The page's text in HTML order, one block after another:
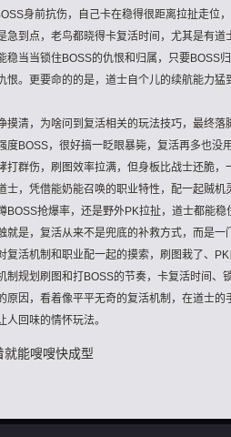
身前抗伤，自己卡在稳得很距离拉扯走位
急到点，老鸟都晓得卡复活时间，尤其是有
稳当当锁住BOSS的仇恨和归属，只要BOSS
恨。更要命的的是，道士自个儿的续航能力
摸清，为啥问到复活相关的玩法技巧，最终
度BOSS，很好搞一眨眼暴毙，复活再多也没
打群伤，刷图效率拉满，但身板比战士还脆
士，凭借能奶能召唤的职业特性，配一起贼
BOSS抢爆率，还是野外PK拉扯，道士都能
就是，复活从来不是兜底的补救方式，而是
复活机制和职业配一起的摸索，刷图栽了、
制规划刷图和打BOSS的节奏，卡复活时间、
原因，看着像平平无奇的复活机制，在道士
回味的情怀玩法。
就能嗖嗖快成型